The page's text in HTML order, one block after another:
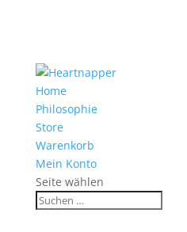
Home
Philosophie
Store
Warenkorb
Mein Konto
Seite wählen